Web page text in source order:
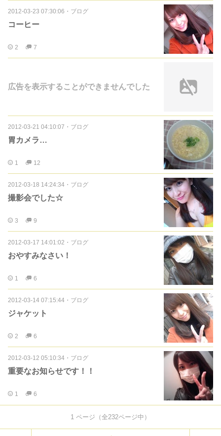
2012-03-23 07:30:06 ・ ブログ
コーヒー
2 7
広告を表示することができませんでした
2012-03-21 04:10:07 ・ ブログ
胃カメラ…
1 12
2012-03-18 14:24:34 ・ ブログ
撮影会でした☆
3 9
2012-03-17 14:01:02 ・ ブログ
おやすみなさい！
1 6
2012-03-14 07:15:44 ・ ブログ
ジャケット
2 6
2012-03-12 05:10:34 ・ ブログ
重要なお知らせです！！
1 6
1 ページ（全232ページ中）